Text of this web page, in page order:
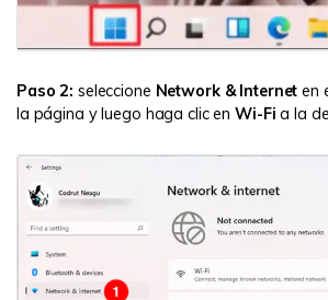
Paso 2: seleccione Network & Internet en
la página y luego haga clic enWi-Fi a la